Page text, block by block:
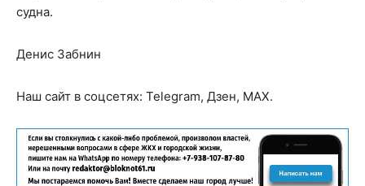
судна.
Денис Забнин
Наш сайт в соцсетях: Telegram, Дзен, MAX.